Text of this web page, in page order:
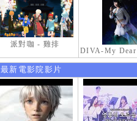
派對咖 - 雞排
最新電影院影片